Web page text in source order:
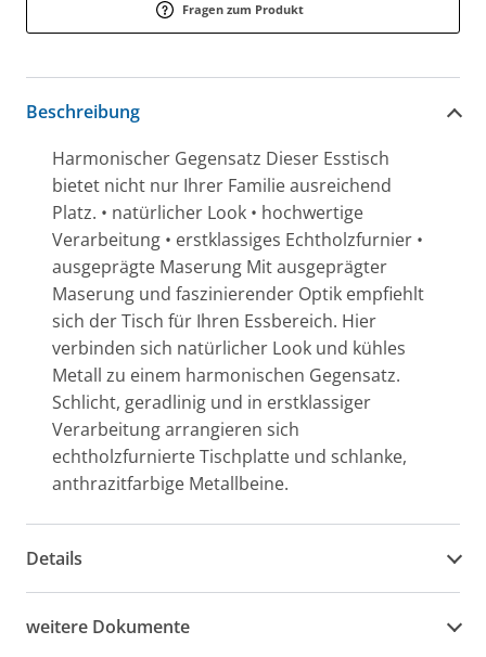
Fragen zum Produkt
Beschreibung
Harmonischer Gegensatz Dieser Esstisch
bietet nicht nur Ihrer Familie ausreichend
Platz. • natürlicher Look • hochwertige
Verarbeitung • erstklassiges Echtholzfurnier •
ausgeprägte Maserung Mit ausgeprägter
Maserung und faszinierender Optik empfiehlt
sich der Tisch für Ihren Essbereich. Hier
verbinden sich natürlicher Look und kühles
Metall zu einem harmonischen Gegensatz.
Schlicht, geradlinig und in erstklassiger
Verarbeitung arrangieren sich
echtholzfurnierte Tischplatte und schlanke,
anthrazitfarbige Metallbeine.
Details
weitere Dokumente